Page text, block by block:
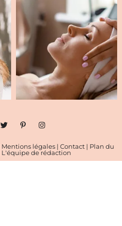
Mentions légales| Contact| Plan du
L'équipe de rédaction